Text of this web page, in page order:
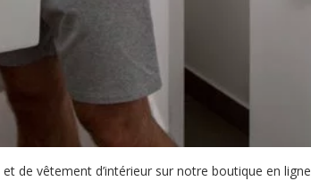
et de vêtement d’intérieur sur notre boutique en ligne